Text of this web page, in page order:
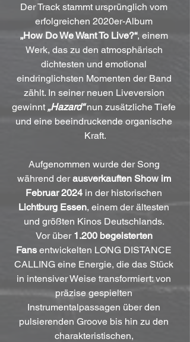
Der Track stammt ursprünglich vom
erfolgreichen 2020er-Album
„How Do We Want To Live?“, einem
Werk, das zu den atmosphärisch
dichtesten und emotional
eindringlichsten Momenten der Band
zählt. In seiner neuen Liveversion
gewinnt „Hazard“ nun zusätzliche Tiefe
und eine beeindruckende organische
Kraft.
Aufgenommen wurde der Song
während der ausverkauften Show im
Februar 2024 in der historischen
Lichtburg Essen, einem der ältesten
und größten Kinos Deutschlands.
Vor über 1.200 begeisterten
Fans entwickelten LONG DISTANCE
CALLING eine Energie, die das Stück
in intensiver Weise transformiert: von
präzise gespielten
Instrumentalpassagen über den
pulsierenden Groove bis hin zu den
charakteristischen,